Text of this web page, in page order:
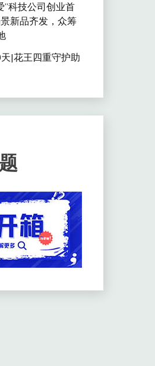
”科技公司创业首
新品齐发，众筹
|花王四重守护助